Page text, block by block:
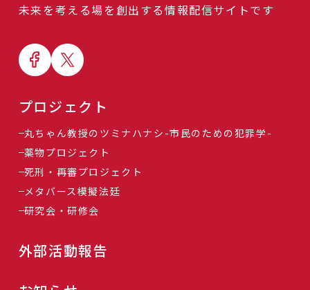
未来を考える場を創出する情報配信サイトです
プロジェクト
丸ちゃん教授のツミナハナシ-市民のための犯罪学-
薬物プロジェクト
死刑・再審プロジェクト
メタバース模擬法廷
研究会・研修会
外部活動報告